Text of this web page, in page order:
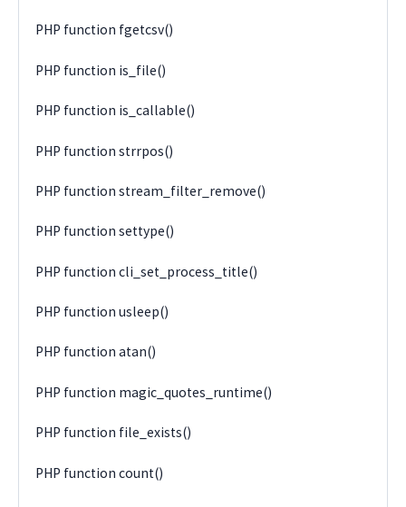
PHP function fgetcsv()
PHP function is_file()
PHP function is_callable()
PHP function strrpos()
PHP function stream_filter_remove()
PHP function settype()
PHP function cli_set_process_title()
PHP function usleep()
PHP function atan()
PHP function magic_quotes_runtime()
PHP function file_exists()
PHP function count()